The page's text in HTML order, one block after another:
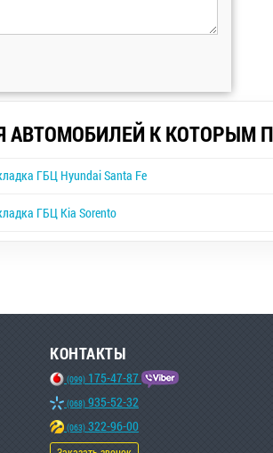
АВТОМОБИЛЕЙ К КОТОРЫМ
ГБЦ Hyundai Santa Fe
ГБЦ Kia Sorento
КОНТАКТЫ
(099) 175-47-87
(068) 935-52-32
(063) 322-96-00